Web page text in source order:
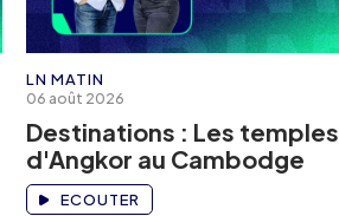
LN MATIN
06 août 2026
Destinations : Les temples
d'Angkor au Cambodge
ECOUTER